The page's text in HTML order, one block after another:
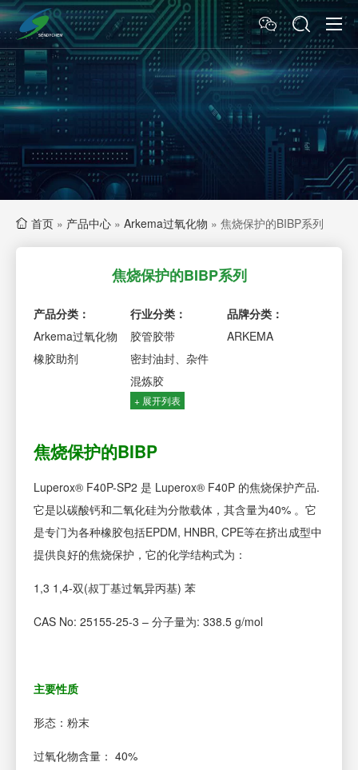
首页 » 产品中心 » Arkema过氧化物 » 焦烧保护的BIBP系列
焦烧保护的BIBP系列
产品分类：
Arkema过氧化物
橡胶助剂
行业分类：
胶管胶带
密封油封、杂件
混炼胶
+ 展开列表
品牌分类：
ARKEMA
焦烧保护的BIBP
Luperox® F40P-SP2 是 Luperox® F40P 的焦烧保护产品.
它是以碳酸钙和二氧化硅为分散载体，其含量为40% 。它
是专门为各种橡胶包括EPDM, HNBR, CPE等在挤出成型中
提供良好的焦烧保护，它的化学结构式为：
1,3 1,4-双(叔丁基过氧异丙基) 苯
CAS No: 25155-25-3 – 分子量为: 338.5 g/mol
主要性质
形态：粉末
过氧化物含量： 40%